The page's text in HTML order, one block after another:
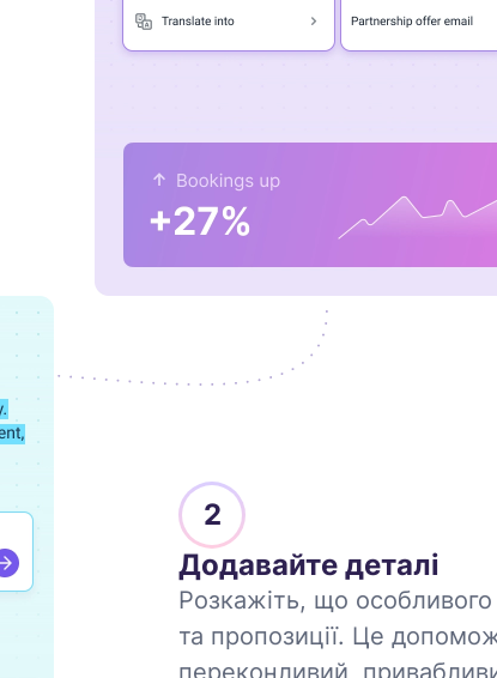
2
Додавайте деталі
Розкажіть, що
та пропозиції. Це
переконливий,